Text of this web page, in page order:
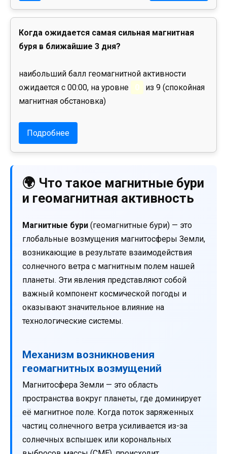
Когда ожидается самая сильная магнитная
буря в ближайшие 3 дня?
наибольший балл геомагнитной активности
ожидается с 00:00, на уровне
0
из 9 (спокойная
магнитная обстановка)
Подробнее
🌍 Что такое магнитные бури
и геомагнитная активность
Магнитные бури (геомагнитные бури) — это
глобальные возмущения магнитосферы Земли,
возникающие в результате взаимодействия
солнечного ветра с магнитным полем нашей
планеты. Эти явления представляют собой
важный компонент космической погоды и
оказывают значительное влияние на
технологические системы.
Механизм возникновения
геомагнитных возмущений
Магнитосфера Земли — это область
пространства вокруг планеты, где доминирует
её магнитное поле. Когда поток заряженных
частиц солнечного ветра усиливается из-за
солнечных вспышек или корональных